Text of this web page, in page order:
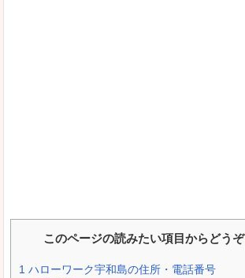
このページの読みたい項目からどうぞ
1 ハローワーク宇和島の住所・電話番号